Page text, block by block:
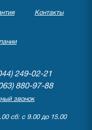
Контакты
249-02-21
880-97-88
звонок
сб: с 9.00 до 15.00